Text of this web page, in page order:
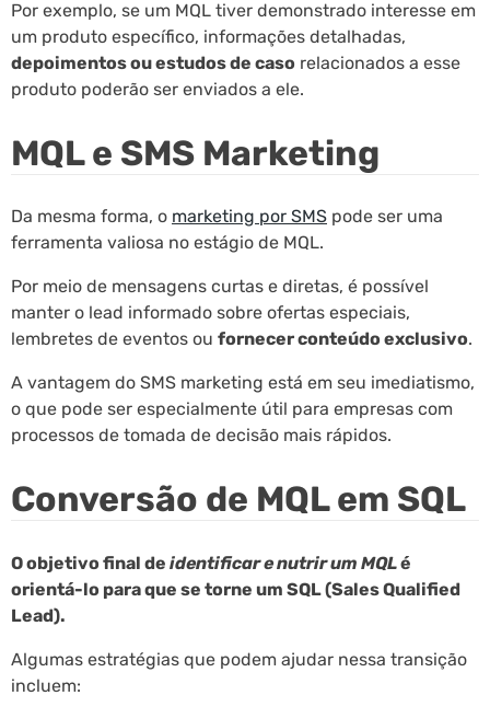
Por exemplo, se um MQL tiver demonstrado interesse em
um produto específico, informações detalhadas,
depoimentos ou estudos de caso relacionados a esse
produto poderão ser enviados a ele.
MQL e SMS Marketing
Da mesma forma, o marketing por SMS pode ser uma
ferramenta valiosa no estágio de MQL.
Por meio de mensagens curtas e diretas, é possível
manter o lead informado sobre ofertas especiais,
lembretes de eventos ou fornecer conteúdo exclusivo.
A vantagem do SMS marketing está em seu imediatismo,
o que pode ser especialmente útil para empresas com
processos de tomada de decisão mais rápidos.
Conversão de MQL em SQL
O objetivo final de identificar e nutrir um MQLé
orientá-lo para que se torne um SQL (Sales Qualified
Lead).
Algumas estratégias que podem ajudar nessa transição
incluem: